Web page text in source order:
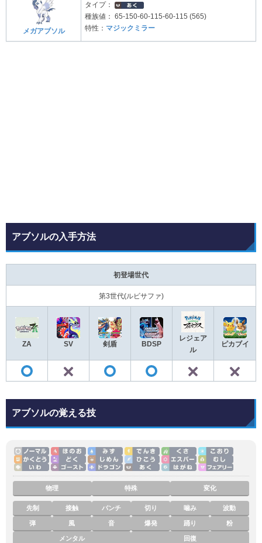
メガアブソル
タイプ：
種族値：
65-150-60-115-60-115 (565)
特性： マジックミラー
アブソルの入手方法
初登場世代
第3世代(ルビサファ)
ZA SV 剣盾 BDSP
レジェア
ル
ピカブイ
アブソルの覚える技
物理 特殊 変化
先制 接触 パンチ 切り 噛み 波動
弾 風 音 爆発 踊り 粉
メンタル 回復